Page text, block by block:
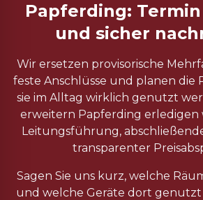
Papferding:
und sicher
Wir ersetzen provisorische
feste Anschlüsse und planen die
sie im Alltag wirklich genutzt
erweitern Papferding erledigen
Leitungsführung,
transparenter
Sagen Sie uns kurz, welche
und welche Geräte dort genutzt